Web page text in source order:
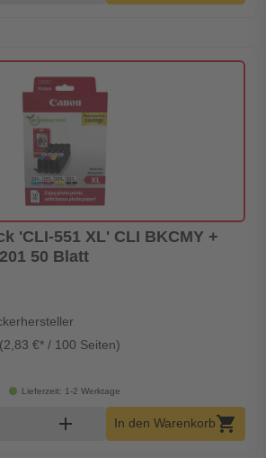
'CLI-551 XL' CLI BKCMY +
50 Blatt
€* / 100 Seiten)
Lieferzeit: 1-2 Werktage
Warenkorb Menge
add In den Warenkorbshopping_cart